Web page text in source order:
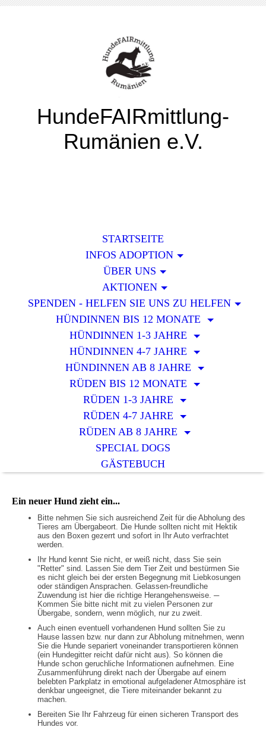
HundeFAIRmittlung-
Rumänien e.V.
STARTSEITE
INFOS ADOPTION
ÜBER UNS
AKTIONEN
SPENDEN - HELFEN SIE UNS ZU HELFEN
HÜNDINNEN BIS 12 MONATE
HÜNDINNEN 1-3 JAHRE
HÜNDINNEN 4-7 JAHRE
HÜNDINNEN AB 8 JAHRE
RÜDEN BIS 12 MONATE
RÜDEN 1-3 JAHRE
RÜDEN 4-7 JAHRE
RÜDEN AB 8 JAHRE
SPECIAL DOGS
GÄSTEBUCH
Ein neuer Hund zieht ein...
Bitte nehmen Sie sich ausreichend Zeit für die Abholung des
Tieres am Übergabeort. Die Hunde sollten nicht mit Hektik
aus den Boxen gezerrt und sofort in Ihr Auto verfrachtet
werden.
Ihr Hund kennt Sie nicht, er weiß nicht, dass Sie sein
"Retter" sind. Lassen Sie dem Tier Zeit und bestürmen Sie
es nicht gleich bei der ersten Begegnung mit Liebkosungen
oder ständigen Ansprachen. Gelassen-freundliche
Zuwendung ist hier die richtige Herangehensweise. ─
Kommen Sie bitte nicht mit zu vielen Personen zur
Übergabe, sondern, wenn möglich, nur zu zweit.
Auch einen eventuell vorhandenen Hund sollten Sie zu
Hause lassen bzw. nur dann zur Abholung mitnehmen, wenn
Sie die Hunde separiert voneinander transportieren können
(ein Hundegitter reicht dafür nicht aus). So können die
Hunde schon geruchliche Informationen aufnehmen. Eine
Zusammenführung direkt nach der Übergabe auf einem
belebten Parkplatz in emotional aufgeladener Atmosphäre ist
denkbar ungeeignet, die Tiere miteinander bekannt zu
machen.
Bereiten Sie Ihr Fahrzeug für einen sicheren Transport des
Hundes vor.